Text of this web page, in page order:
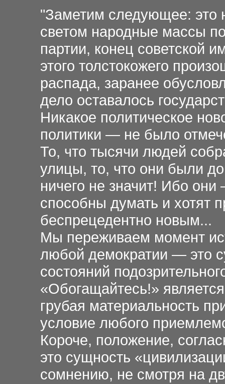
"Заметим следующее: это
светом народные массы
партии, конец советской
этого толстокожего
распада, заранее
дело оставалось
Никакое политическое
политики — не было
То, что тысячи людей
улицы, то, что они были
ничего не значит! Ибо
способны думать и хотят
беспрецедентно новым...
Мы переживаем момент
любой демократии — это
состояний
«Обогащайтесь!»
грубая материальность
условие любого
Короче, положение,
это сущность
сомнению, не смотря на